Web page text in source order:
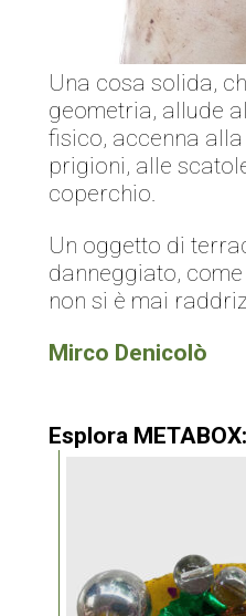
Una cosa solida,
geometria, allude
fisico, accenna
prigioni, alle
coperchio.
Un oggetto di
danneggiato,
non si è mai
Mirco Denicolò
Esplora METABOX: